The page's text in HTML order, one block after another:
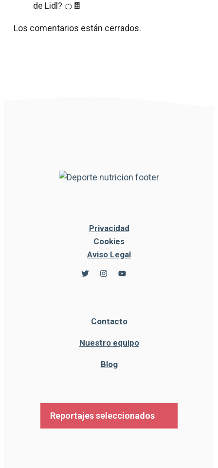
de Lidl? 🍊🍫
Los comentarios están cerrados.
Privacidad
Cookies
Aviso Legal
Contacto
Nuestro equipo
Blog
Reportajes seleccionados